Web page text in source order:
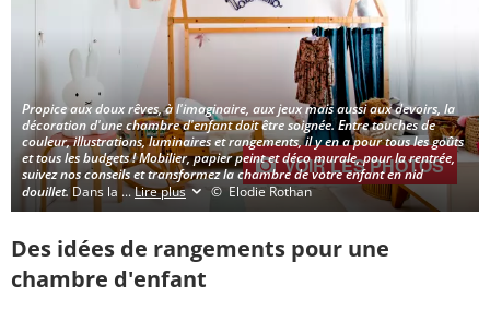
VOIR LES PHOTOS
Propice aux doux rêves, à l'imaginaire, aux jeux mais aussi aux devoirs, la
décoration d'une chambre d'enfant doit être soignée. Entre touches de
couleur, illustrations, luminaires et rangements, il y en a pour tous les goûts
et tous les budgets ! Mobilier, papier peint et déco murale, pour la rentrée,
suivez nos conseils et transformez la chambre de votre enfant en nid
douillet. Dans la ...Lire plus © Elodie Rothan
Des idées de rangements pour une
chambre d'enfant